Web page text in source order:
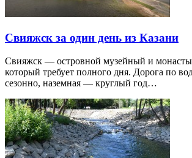
Свияжск за один день из Казани
Свияжск — островной музейный и
который требует полного дня. Дорога по
сезонно, наземная — круглый год…